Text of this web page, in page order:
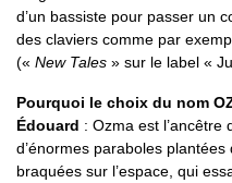
d’un bassiste pour passer un
des claviers comme par
(« New Tales » sur le label «
Pourquoi le choix du nom
Édouard : Ozma est l’ancêtre
d’énormes paraboles
braquées sur l’espace, qui